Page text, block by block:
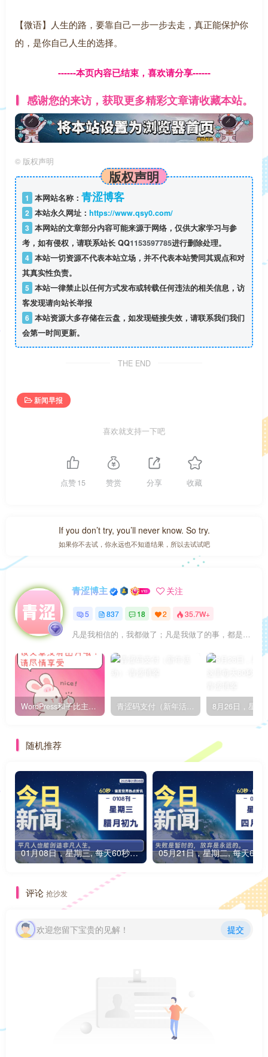
【微语】人生的路，要靠自己一步一步去走，真正能保护你
的，是你自己人生的选择。
------本页内容已结束，喜欢请分享------
感谢您的来访，获取更多精彩文章请收藏本站。
© 版权声明
版权声明
1 本网站名称： 青涩博客
2 本站永久网址： https://www.qsy0.com/
3 本网站的文章部分内容可能来源于网络，仅供大家学习与参
考，如有侵权，请联系站长 QQ1153597785进行删除处理。
4 本站一切资源不代表本站立场，并不代表本站赞同其观点和对
其真实性负责。
5 本站一律禁止以任何方式发布或转载任何违法的相关信息，访
客发现请向站长举报
6 本站资源大多存储在云盘，如发现链接失效，请联系我们我们
会第一时间更新。
THE END
新闻早报
喜欢就支持一下吧
点赞15 赞赏 分享 收藏
If you don’t try, you’ll never know. So try.
如果你不去试，你永远也不知道结果，所以去试试吧
青涩博主 关注
5 837 18 2 35.7W+
凡是我相信的，我都做了；凡是我做了的事，都是全身心地投入去做的
WordPress和子比主题模板&网站美化方法教程-已更新到:23-01-8 青涩码支付（新年活动）
随机推荐
01月08日，星期三, 每天60秒读懂全世界！
评论 抢沙发
欢迎您留下宝贵的见解！ 提交